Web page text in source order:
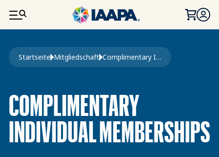
DIREKT ZUM INHALT
Pfadnavigation
Startseite Mitgliedschaft Complimentary Individual Memberships
COMPLIMENTARY
INDIVIDUAL MEMBERSHIPS